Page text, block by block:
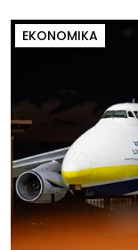
EKONOMIKA